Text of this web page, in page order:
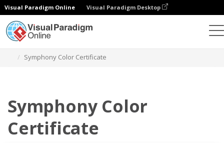
Visual Paradigm Online Visual Paradigm Desktop
Symphony Color Certificate
Symphony Color
Certificate